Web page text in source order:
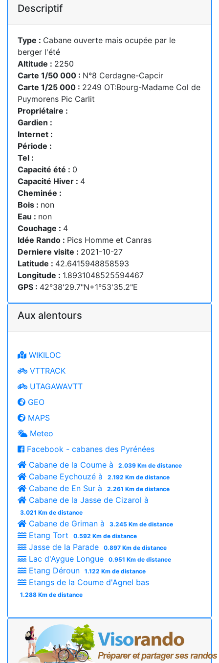
Descriptif
Type : Cabane ouverte mais ocupée par le
berger l'été
Altitude : 2250
Carte 1/50 000 : N°8 Cerdagne-Capcir
Carte 1/25 000 : 2249 OT:Bourg-Madame Col de
Puymorens Pic Carlit
Propriétaire :
Gardien :
Internet :
Période :
Tel :
Capacité été : 0
Capacité Hiver : 4
Cheminée :
Bois : non
Eau : non
Couchage : 4
Idée Rando : Pics Homme et Canras
Derniere visite : 2021-10-27
Latitude : 42.6415948858593
Longitude : 1.8931048525594467
GPS : 42°38'29.7"N+1°53'35.2"E
Aux alentours
WIKILOC
VTTRACK
UTAGAWAVTT
GEO
MAPS
Meteo
Facebook - cabanes des Pyrénées
Cabane de la Coume à
2.039 Km de distance
Cabane Eychouzé à 2.192 Km de distance
Cabane de En Sur à 2.261 Km de distance
Cabane de la Jasse de Cizarol à
3.021 Km de distance
Cabane de Griman à 3.245 Km de distance
Etang Tort 0.592 Km de distance
Jasse de la Parade 0.897 Km de distance
Lac d'Aygue Longue 0.951 Km de distance
Etang Déroun 1.122 Km de distance
Etangs de la Coume d'Agnel bas
1.288 Km de distance